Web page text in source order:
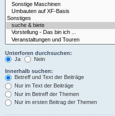
Unterforen durchsuchen:
Ja
Nein
Innerhalb suchen:
Betreff und Text der Beiträge
Nur im Text der Beiträge
Nur im Betreff der Themen
Nur im ersten Beitrag der Themen